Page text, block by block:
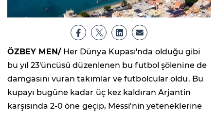
ÖZBEY MEN/ Her Dünya Kupası'nda olduğu gibi
bu yıl 23'üncüsü düzenlenen bu futbol şölenine de
damgasını vuran takımlar ve futbolcular oldu. Bu
kupayı bugüne kadar üç kez kaldıran Arjantin
karşısında 2-0 öne geçip, Messi'nin yeteneklerine